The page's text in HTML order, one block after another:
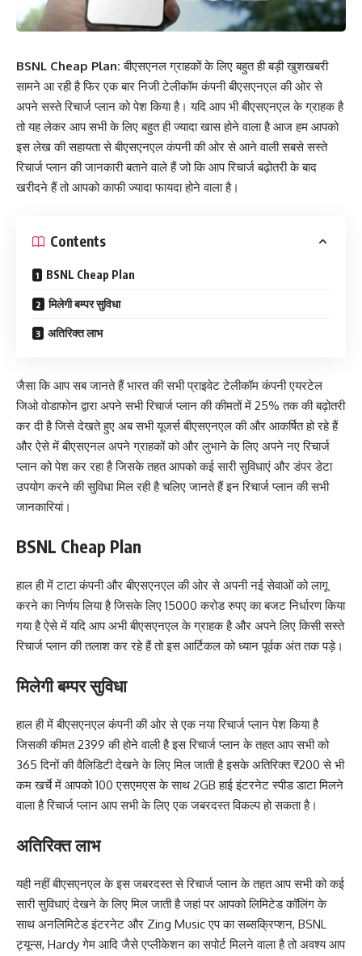
BSNL Cheap Plan: बीएसएनल ग्राहकों के लिए बहुत ही बड़ी खुशखबरी
सामने आ रही है फिर एक बार निजी टेलीकॉम कंपनी बीएसएनएल की ओर से
अपने सस्ते रिचार्ज प्लान को पेश किया है। यदि आप भी बीएसएनएल के ग्राहक है
तो यह लेकर आप सभी के लिए बहुत ही ज्यादा खास होने वाला है आज हम आपको
इस लेख की सहायता से बीएसएनएल कंपनी की ओर से आने वाली सबसे सस्ते
रिचार्ज प्लान की जानकारी बताने वाले हैं जो कि आप रिचार्ज बढ़ोतरी के बाद
खरीदने हैं तो आपको काफी ज्यादा फायदा होने वाला है।
Contents
BSNL Cheap Plan
मिलेगी बम्पर सुविधा
अतिरिक्त लाभ
जैसा कि आप सब जानते हैं भारत की सभी प्राइवेट टेलीकॉम कंपनी एयरटेल
जिओ वोडाफोन द्वारा अपने सभी रिचार्ज प्लान की कीमतों में 25% तक की बढ़ोतरी
कर दी है जिसे देखते हुए अब सभी यूजर्स बीएसएनएल की और आकर्षित हो रहे हैं
और ऐसे में बीएसएनल अपने ग्राहकों को और लुभाने के लिए अपने नए रिचार्ज
प्लान को पेश कर रहा है जिसके तहत आपको कई सारी सुविधाएं और डंपर डेटा
उपयोग करने की सुविधा मिल रही है चलिए जानते हैं इन रिचार्ज प्लान की सभी
जानकारियां।
BSNL Cheap Plan
हाल ही में टाटा कंपनी और बीएसएनएल की ओर से अपनी नई सेवाओं को लागू
करने का निर्णय लिया है जिसके लिए 15000 करोड रुपए का बजट निर्धारण किया
गया है ऐसे में यदि आप अभी बीएसएनएल के ग्राहक है और अपने लिए किसी सस्ते
रिचार्ज प्लान की तलाश कर रहे हैं तो इस आर्टिकल को ध्यान पूर्वक अंत तक पड़े।
मिलेगी बम्पर सुविधा
हाल ही में बीएसएनएल कंपनी की ओर से एक नया रिचार्ज प्लान पेश किया है
जिसकी कीमत 2399 की होने वाली है इस रिचार्ज प्लान के तहत आप सभी को
365 दिनों की वैलिडिटी देखने के लिए मिल जाती है इसके अतिरिक्त ₹200 से भी
कम खर्चे में आपको 100 एसएमएस के साथ 2GB हाई इंटरनेट स्पीड डाटा मिलने
वाला है रिचार्ज प्लान आप सभी के लिए एक जबरदस्त विकल्प हो सकता है।
अतिरिक्त लाभ
यही नहीं बीएसएनएल के इस जबरदस्त से रिचार्ज प्लान के तहत आप सभी को कई
सारी सुविधाएं देखने के लिए मिल जाती है जहां पर आपको लिमिटेड कॉलिंग के
साथ अनलिमिटेड इंटरनेट और Zing Music एप का सब्सक्रिप्शन, BSNL
ट्यून्स, Hardy गेम आदि जैसे एप्लीकेशन का सपोर्ट मिलने वाला है तो अवश्य आप